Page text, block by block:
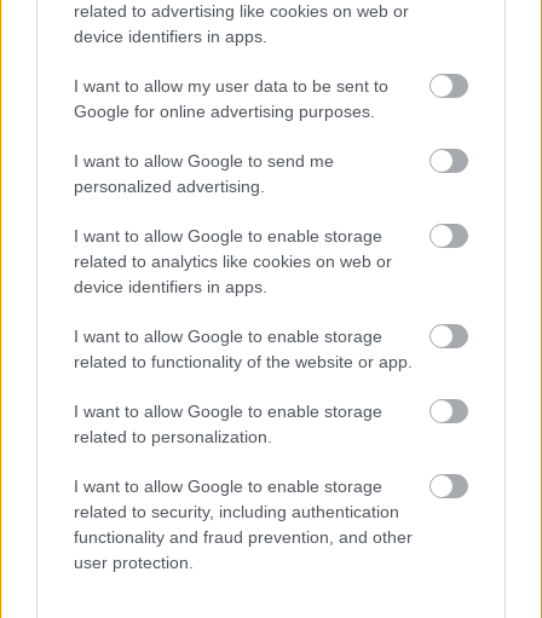
related to advertising like cookies on web or
device identifiers in apps.
I want to allow my user data to be sent to
Google for online advertising purposes.
I want to allow Google to send me
personalized advertising.
I want to allow Google to enable storage
related to analytics like cookies on web or
device identifiers in apps.
I want to allow Google to enable storage
related to functionality of the website or app.
I want to allow Google to enable storage
related to personalization.
I want to allow Google to enable storage
related to security, including authentication
functionality and fraud prevention, and other
user protection.
Messengeren
keresőben könnyebben megtaláld a
glamour.hu cikkeit